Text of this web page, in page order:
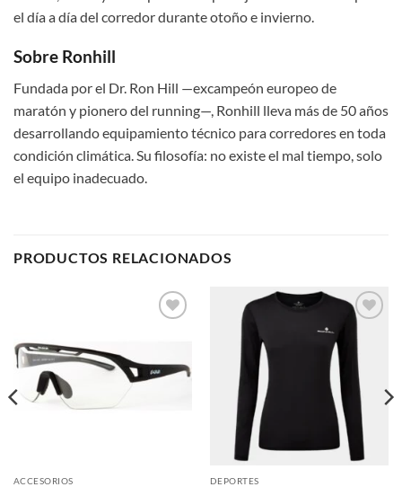
el día a día del corredor durante otoño e invierno.
Sobre Ronhill
Fundada por el Dr. Ron Hill —excampeón europeo de
maratón y pionero del running—, Ronhill lleva más de 50 años
desarrollando equipamiento técnico para corredores en toda
condición climática. Su filosofía: no existe el mal tiempo, solo
el equipo inadecuado.
PRODUCTOS RELACIONADOS
ACCESORIOS DEPORTES